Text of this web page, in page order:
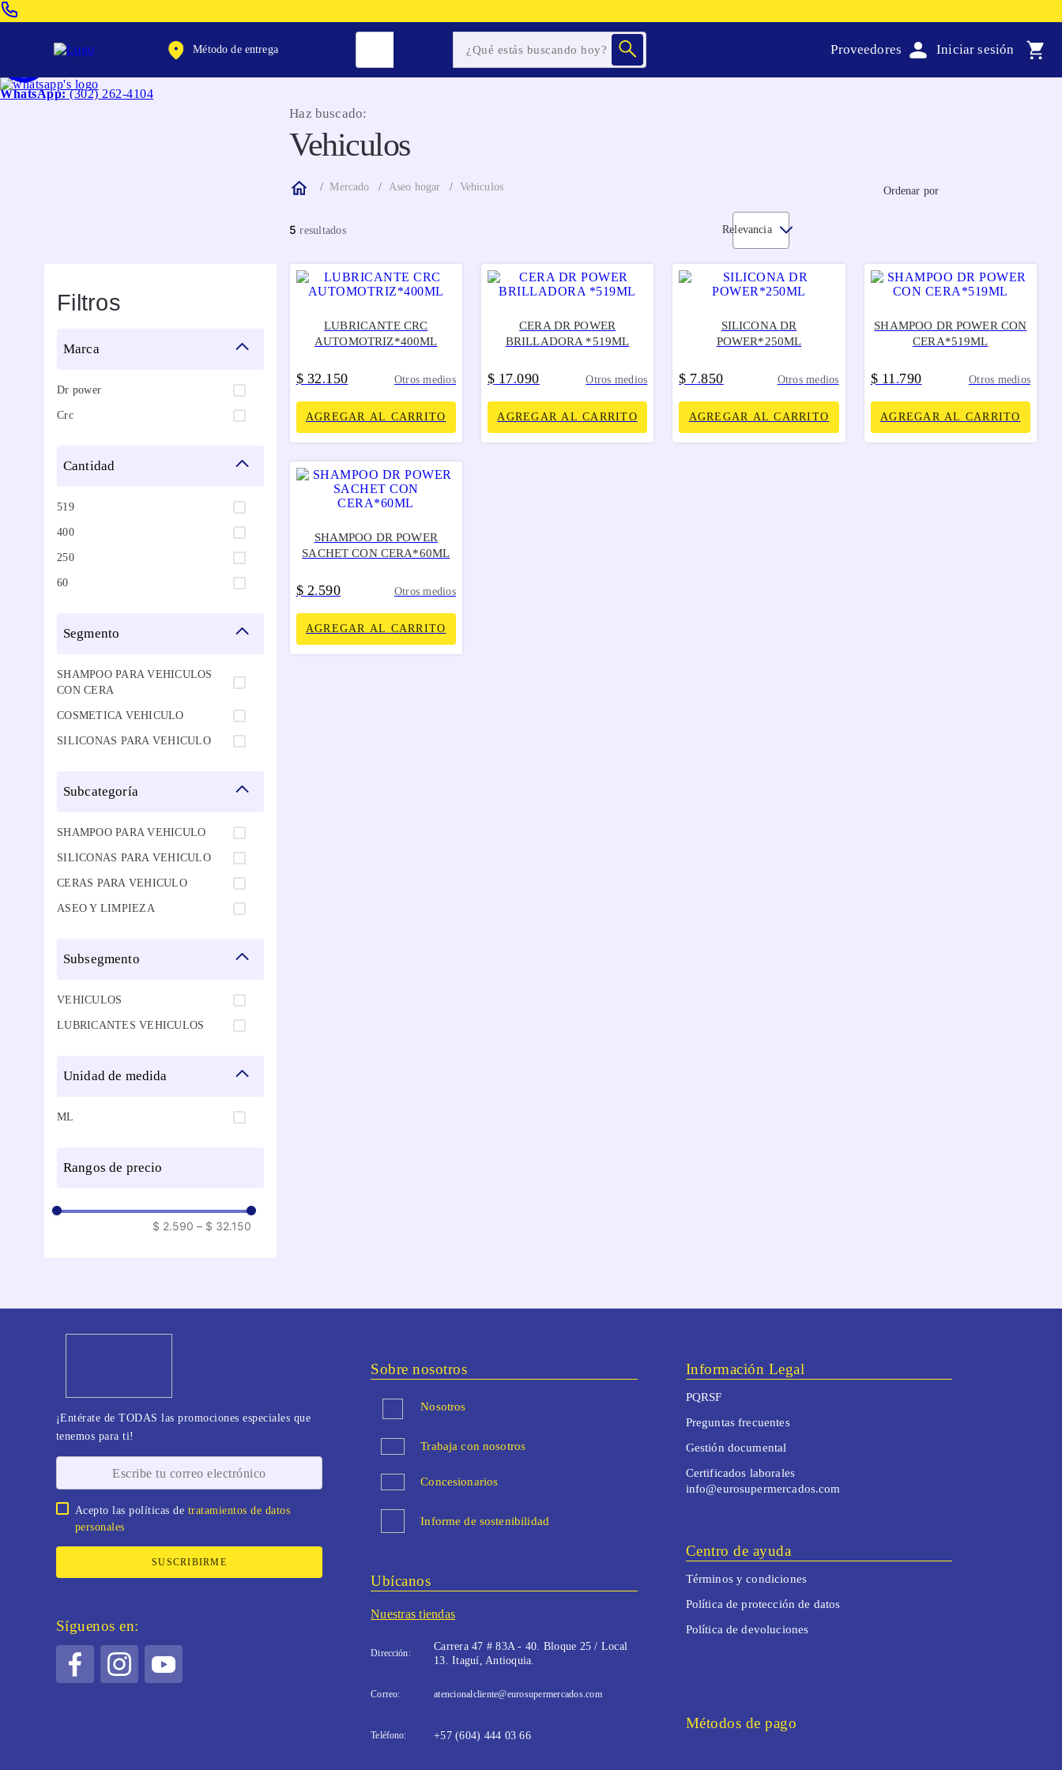
WhatsApp: (302) 262-4104
Método de entrega Proveedores
Haz buscado:
Vehiculos
Mercado Aseo hogar Vehiculos Ordenar por
5 Relevancia
Filtros
marca
Dr power
Crc
cantidad
519
400
250
60
segmento
SHAMPOO PARA VEHICULOS
CON CERA
COSMETICA VEHICULO
SILICONAS PARA VEHICULO
subcategoría
SHAMPOO PARA VEHICULO
SILICONAS PARA VEHICULO
CERAS PARA VEHICULO
ASEO Y LIMPIEZA
subsegmento
VEHICULOS
LUBRICANTES VEHICULOS
unidad de medida
ML
rangos de precio
$ 2.590 – $ 32.150
LUBRICANTE CRC
AUTOMOTRIZ*400ML
$ 32.150 Otros medios
AGREGAR AL CARRITO
CERA DR POWER
BRILLADORA *519ML
$ 17.090 Otros medios
AGREGAR AL CARRITO
SILICONA DR
POWER*250ML
$ 7.850 Otros medios
AGREGAR AL CARRITO
SHAMPOO DR POWER CON
CERA*519ML
$ 11 .790 Otros medios
AGREGAR AL CARRITO
SHAMPOO DR POWER
SACHET CON CERA*60ML
$ 2.590 Otros medios
AGREGAR AL CARRITO
¡Entérate de TODAS las promociones especiales que
tenemos para ti!
Acepto las políticas de tratamientos de datos
personales
SUSCRIBIRME
Síguenos en:
Sobre nosotros
Nosotros
Trabaja con nosotros
Concesionarios
Informe de sostenibilidad
Ubícanos
Nuestras tiendas
Dirección:
Carrera 47 # 83A - 40. Bloque 25 / Local
13. Itaguí, Antioquia.
Correo: atencionalcliente@eurosupermercados.com
Teléfono: +57 (604) 444 03 66
Información Legal
PQRSF
Preguntas frecuentes
Gestión documental
Certificados laborales
info@eurosupermercados.com
Centro de ayuda
Términos y condiciones
Política de protección de datos
Política de devoluciones
Métodos de pago